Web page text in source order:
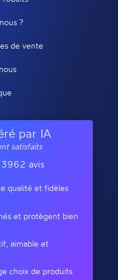
?
de vente
par IA
satisfaits
3962 avis
qualité et fidèles
et protègent bien
aimable et
choix de produits